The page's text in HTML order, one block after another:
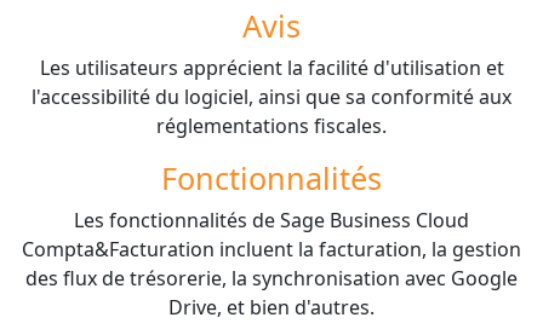
Avis
Les utilisateurs apprécient la facilité d'utilisation et
l'accessibilité du logiciel, ainsi que sa conformité aux
réglementations fiscales.
Fonctionnalités
Les fonctionnalités de Sage Business Cloud
Compta&Facturation incluent la facturation, la gestion
des flux de trésorerie, la synchronisation avec Google
Drive, et bien d'autres.